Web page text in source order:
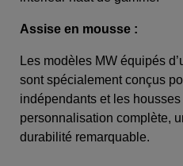
Assise en mousse :
Les modèles MW équipés
sont spécialement conçus
indépendants et les
personnalisation complète,
durabilité remarquable.